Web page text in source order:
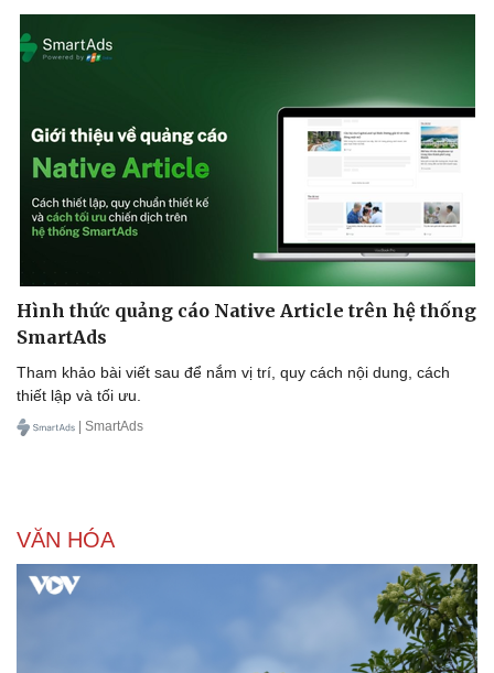
Hình thức quảng cáo Native Article trên hệ thống
SmartAds
Tham khảo bài viết sau để nắm vị trí, quy cách nội dung, cách
thiết lập và tối ưu.
| SmartAds
VĂN HÓA